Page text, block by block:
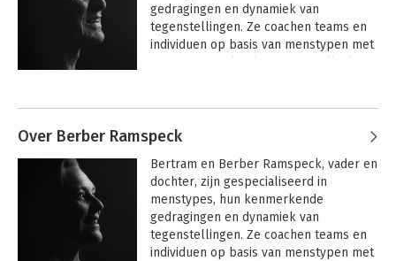
gedragingen en dynamiek van
tegenstellingen. Ze coachen teams en
individuen op basis van menstypen met
Over Berber Ramspeck
Bertram en Berber Ramspeck, vader en
dochter, zijn gespecialiseerd in
menstypes, hun kenmerkende
gedragingen en dynamiek van
tegenstellingen. Ze coachen teams en
individuen op basis van menstypen met